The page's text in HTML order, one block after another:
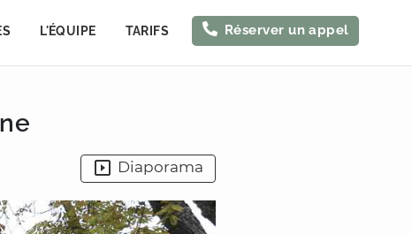
L'ÉQUIPE TARIFS Réserver un appel
Diaporama